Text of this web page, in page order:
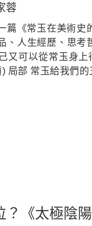
蓉
篇《常玉在美術
、人生經歷、思考
又可以從常玉身
局部 常玉給我們
？《太極陰